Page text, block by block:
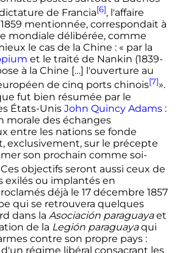
de Francia[6], l'affaire
mentionnée, correspondait à
mondiale délibérée, comme
le cas de la Chine : « par la
et le traité de Nankin (1839-
à la Chine […] l'ouverture au
de cinq ports chinois[7]».
fut bien résumée par le
États-Unis John Quincy Adams :
morale des échanges
entre les nations se fonde
exclusivement, sur le précepte
son prochain comme soi-
Ces objectifs seront aussi ceux de
exilés ou implantés en
déjà le 17 décembre 1857
qui se retrouvera quelques
dans la Asociación paraguayaet
de la Legión paraguayaqui
contre son propre pays :
régime libéral consacrant les